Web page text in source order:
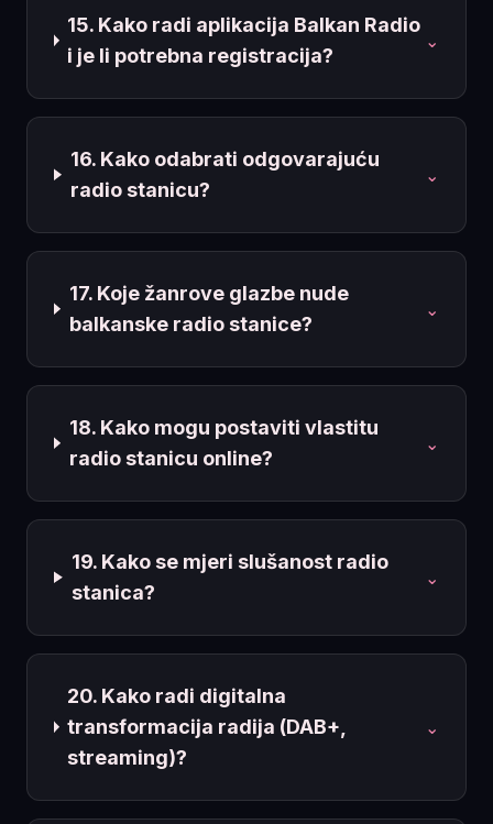
15. Kako radi aplikacija Balkan Radio
i je li potrebna registracija?
⌄
16. Kako odabrati odgovarajuću
radio stanicu?
⌄
17. Koje žanrove glazbe nude
balkanske radio stanice?
⌄
18. Kako mogu postaviti vlastitu
radio stanicu online?
⌄
19. Kako se mjeri slušanost radio
stanica?
⌄
20. Kako radi digitalna
transformacija radija (DAB+,
streaming)?
⌄